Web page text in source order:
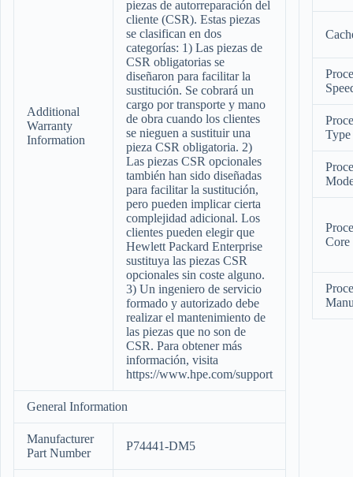
Additional
Warranty
Information
piezas de autorreparación del
cliente (CSR). Estas piezas
se clasifican en dos
categorías: 1) Las piezas de
CSR obligatorias se
diseñaron para facilitar la
sustitución. Se cobrará un
cargo por transporte y mano
de obra cuando los clientes
se nieguen a sustituir una
pieza CSR obligatoria. 2)
Las piezas CSR opcionales
también han sido diseñadas
para facilitar la sustitución,
pero pueden implicar cierta
complejidad adicional. Los
clientes pueden elegir que
Hewlett Packard Enterprise
sustituya las piezas CSR
opcionales sin coste alguno.
3) Un ingeniero de servicio
formado y autorizado debe
realizar el mantenimiento de
las piezas que no son de
CSR. Para obtener más
información, visita
https://www.hpe.com/support
General Information
Manufacturer
Part Number
P74441-DM5
Type
Core